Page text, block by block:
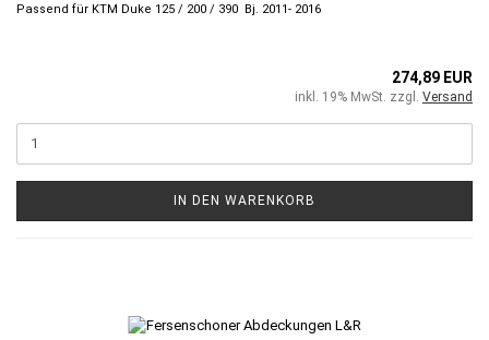
Passend für KTM Duke 125 / 200 / 390 Bj. 2011- 2016
274,89 EUR
inkl. 19% MwSt. zzgl. Versand
IN DEN WARENKORB